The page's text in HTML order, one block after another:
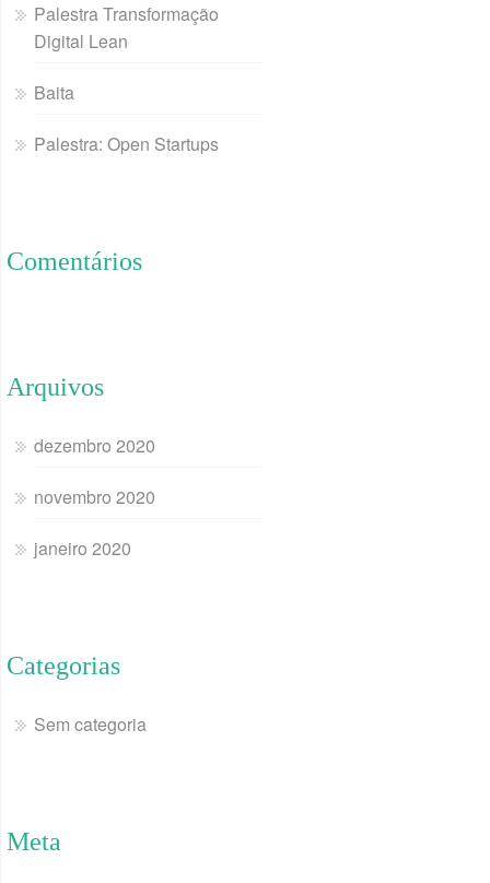
Palestra Transformação
Digital Lean
Baita
Palestra: Open Startups
Comentários
Arquivos
dezembro 2020
novembro 2020
janeiro 2020
Categorias
Sem categoria
Meta